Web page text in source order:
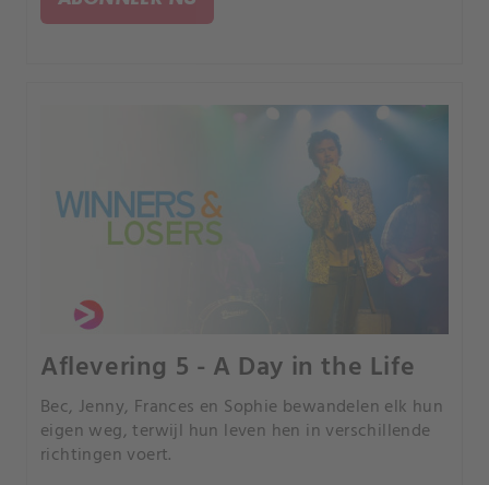
Aflevering 5 - A Day in the Life
Bec, Jenny, Frances en Sophie bewandelen elk hun
eigen weg, terwijl hun leven hen in verschillende
richtingen voert.